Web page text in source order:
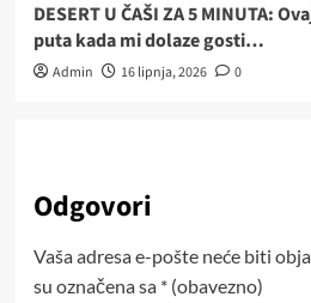
DESERT U ČAŠI ZA 5 MINUTA:
puta kada mi dolaze gosti…
Admin 16 lipnja, 2026 0
Odgovori
Vaša adresa e-pošte neće biti
su označena sa * (obavezno)